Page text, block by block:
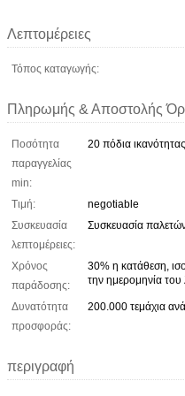
Λεπτομέρειες
Τόπος καταγωγής:
Πληρωμής & Αποστολής
Ποσότητα
παραγγελίας
min:
20 πόδια
Τιμή:
negotiable
Συσκευασία
λεπτομέρειες:
Συσκευασία
Χρόνος
παράδοσης:
30% η κατάθεση,
την ημερομηνία
Δυνατότητα
προσφοράς:
200.000 τεμάχια
περιγραφή